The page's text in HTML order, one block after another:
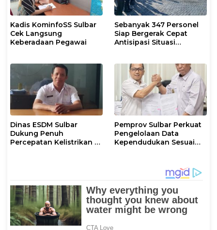
Kadis KominfoSS Sulbar
Cek Langsung
Keberadaan Pegawai
Sebanyak 347 Personel
Siap Bergerak Cepat
Antisipasi Situasi
Dinas ESDM Sulbar
Dukung Penuh
Percepatan Kelistrikan di
Pemprov Sulbar Perkuat
Pengelolaan Data
Kependudukan Sesuai